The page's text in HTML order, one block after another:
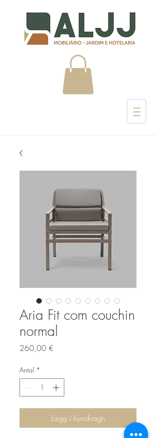
Aria Fit com couchin
normal
260,00 €
Antal *
Lägg i kundvagn